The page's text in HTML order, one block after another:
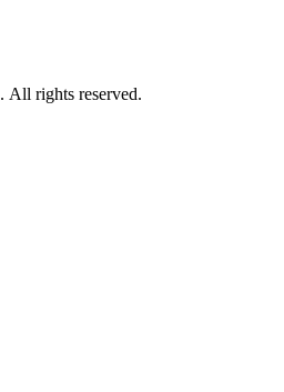
. All rights reserved.